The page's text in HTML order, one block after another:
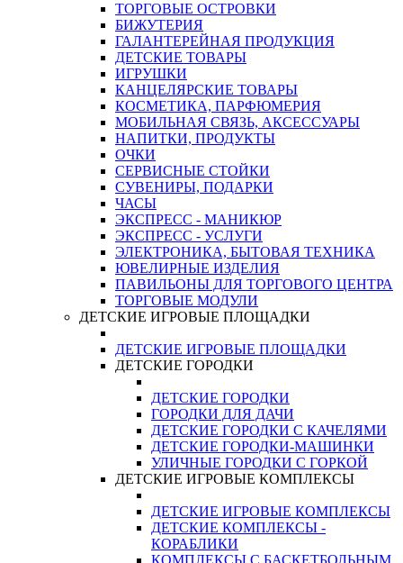
ТОРГОВЫЕ ОСТРОВКИ
БИЖУТЕРИЯ
ГАЛАНТЕРЕЙНАЯ ПРОДУКЦИЯ
ДЕТСКИЕ ТОВАРЫ
ИГРУШКИ
КАНЦЕЛЯРСКИЕ ТОВАРЫ
КОСМЕТИКА, ПАРФЮМЕРИЯ
МОБИЛЬНАЯ СВЯЗЬ, АКСЕССУАРЫ
НАПИТКИ, ПРОДУКТЫ
ОЧКИ
СЕРВИСНЫЕ СТОЙКИ
СУВЕНИРЫ, ПОДАРКИ
ЧАСЫ
ЭКСПРЕСС - МАНИКЮР
ЭКСПРЕСС - УСЛУГИ
ЭЛЕКТРОНИКА, БЫТОВАЯ ТЕХНИКА
ЮВЕЛИРНЫЕ ИЗДЕЛИЯ
ПАВИЛЬОНЫ ДЛЯ ТОРГОВОГО ЦЕНТРА
ТОРГОВЫЕ МОДУЛИ
ДЕТСКИЕ ИГРОВЫЕ ПЛОЩАДКИ
ДЕТСКИЕ ИГРОВЫЕ ПЛОЩАДКИ
ДЕТСКИЕ ГОРОДКИ
ДЕТСКИЕ ГОРОДКИ
ГОРОДКИ ДЛЯ ДАЧИ
ДЕТСКИЕ ГОРОДКИ С КАЧЕЛЯМИ
ДЕТСКИЕ ГОРОДКИ-МАШИНКИ
УЛИЧНЫЕ ГОРОДКИ С ГОРКОЙ
ДЕТСКИЕ ИГРОВЫЕ КОМПЛЕКСЫ
ДЕТСКИЕ ИГРОВЫЕ КОМПЛЕКСЫ
ДЕТСКИЕ КОМПЛЕКСЫ -
КОРАБЛИКИ
КОМПЛЕКСЫ С БАСКЕТБОЛЬНЫМ